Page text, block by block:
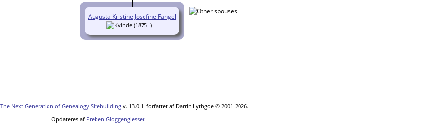
Augusta Kristine Josefine Fangel
(1875- )
The Next Generation of Genealogy Sitebuilding v. 13.0.1, forfattet af Darrin Lythgoe © 2001-2026.
Opdateres af Preben Gloggengiesser.